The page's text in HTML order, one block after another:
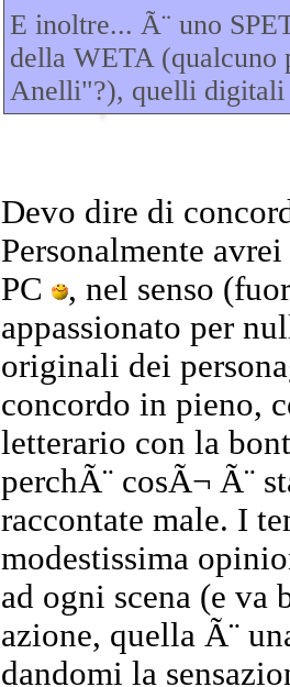
E inoltre... Ã¨ uno
della WETA (qualcuno
Anelli"?), quelli
Devo dire di
Personalmente
PC
, nel senso
appassionato per
originali dei
concordo in pieno,
letterario con la
perchÃ¨ cosÃ¬ Ã¨
raccontate male. I
modestissima
ad ogni scena (e va
azione, quella Ã¨
dandomi la